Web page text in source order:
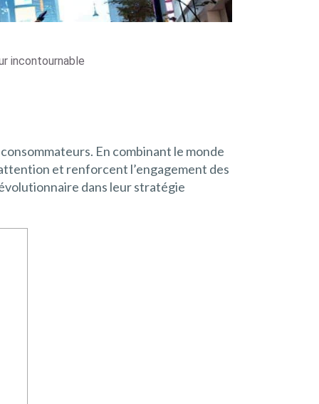
incontournable
En combinant le monde
et renforcent l’engagement des
dans leur stratégie